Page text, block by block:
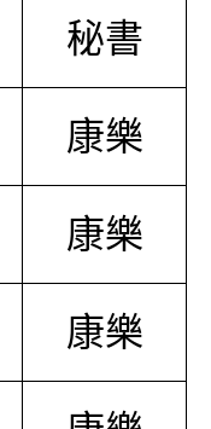
秘書
康樂
康樂
康樂